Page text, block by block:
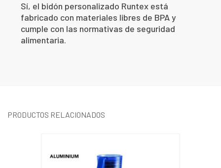
Sí, el bidón personalizado Runtex está
fabricado con materiales libres de BPA y
cumple con las normativas de seguridad
alimentaria.
PRODUCTOS RELACIONADOS